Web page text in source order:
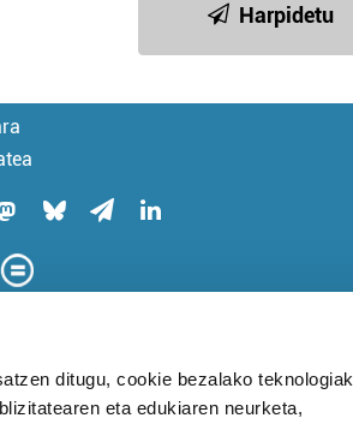
ditugu, cookie bezalako teknologiak
eta edukiaren neurketa,
Harpidetu